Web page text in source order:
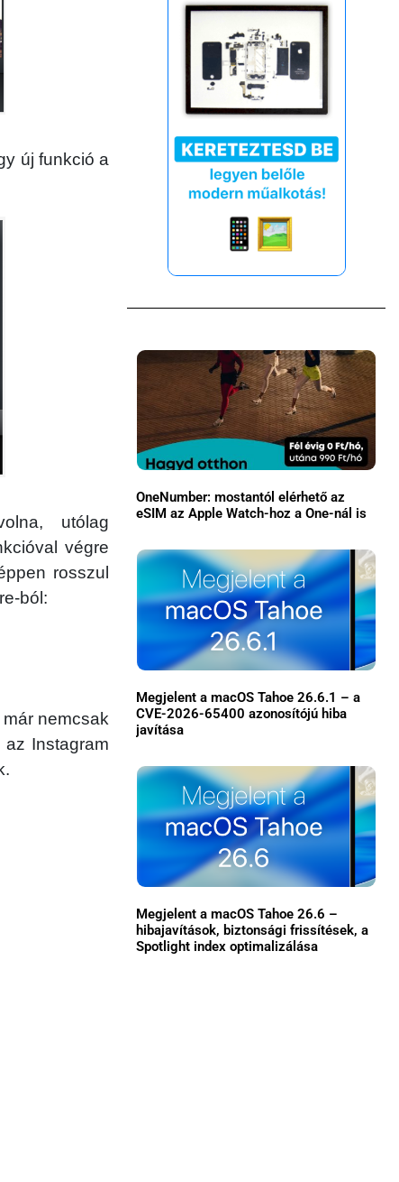
új funkció a
utólag
végre
rosszul
ból:
nemcsak
Instagram
OneNumber: mostantól elérhető az
eSIM az Apple Watch-hoz a One-nál is
Megjelent a macOS Tahoe 26.6.1 – a
CVE-2026-65400 azonosítójú hiba
javítása
Megjelent a macOS Tahoe 26.6 –
hibajavítások, biztonsági frissítések, a
Spotlight index optimalizálása
Főoldal
Közösség
GYIK
Használt Apple
Apple szerviz